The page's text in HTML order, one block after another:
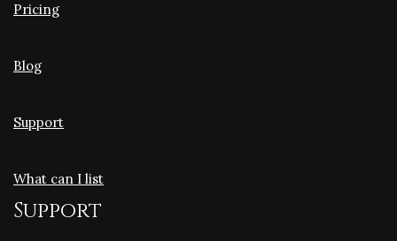
Pricing
Blog
Support
What can I list
Support